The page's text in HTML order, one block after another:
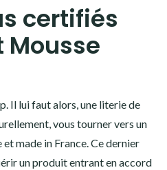
certifiés
Mousse
Il lui faut alors, une literie de
vous tourner vers un
made in France. Ce dernier
un produit entrant en accord